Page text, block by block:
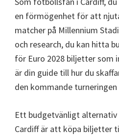
en förmögenhet för att
matcher på Millennium
och research, du kan hitta
för Euro 2028 biljetter som
är din guide till hur du
den kommande turneringen
Ett budgetvänligt
Cardiff är att köpa biljetter